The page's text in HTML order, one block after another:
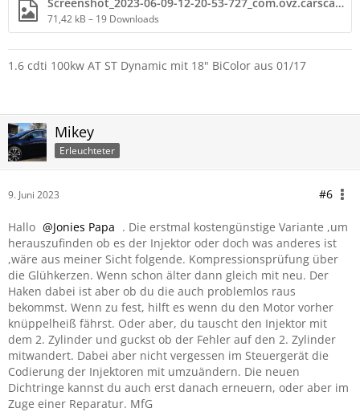
71,42 kB – 19 Downloads
1.6 cdti 100kw AT ST Dynamic mit 18" BiColor aus 01/17
Mikey
Erleuchteter
9. Juni 2023 #6
Hallo Jonies Papa . Die erstmal kostengünstige Variante ,um
herauszufinden ob es der Injektor oder doch was anderes ist
,wäre aus meiner Sicht folgende. Kompressionsprüfung über
die Glühkerzen. Wenn schon älter dann gleich mit neu. Der
Haken dabei ist aber ob du die auch problemlos raus
bekommst. Wenn zu fest, hilft es wenn du den Motor vorher
knüppelheiß fährst. Oder aber, du tauscht den Injektor mit
dem 2. Zylinder und guckst ob der Fehler auf den 2. Zylinder
mitwandert. Dabei aber nicht vergessen im Steuergerät die
Codierung der Injektoren mit umzuändern. Die neuen
Dichtringe kannst du auch erst danach erneuern, oder aber im
Zuge einer Reparatur. MfG